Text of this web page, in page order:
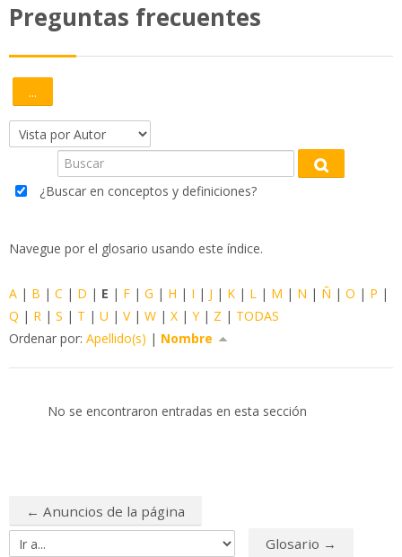
Cursos
Diplomados
Bachilleratos
Buscar
Preguntas frecuentes
...
Exportar entradas
Navegue por el glosario usando este índice.
Buscar
Buscar
¿Buscar en conceptos y definiciones?
Navegue por el glosario usando este índice.
A | B | C | D | E | F | G | H | I | J | K | L | M | N | Ñ | O | P |
Q | R | S | T | U | V| W | X | Y| Z | TODAS
Ordenar por: Apellido(s) | Nombre
No se encontraron entradas en esta sección
← Anuncios de la página
Ir a... Glosario →